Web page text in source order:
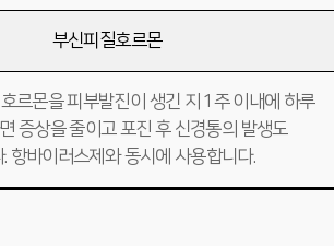
부신피질호르몬
르몬을 피부발진이 생긴 지 1주 이내에 하루
증상을 줄이고 포진 후 신경통의 발생도
항바이러스제와 동시에 사용합니다.